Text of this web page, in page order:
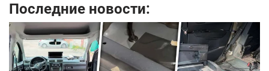
Последние новости: